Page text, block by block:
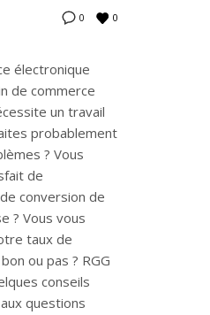
0 0
électronique
de commerce
un travail
probablement
? Vous
de
conversion de
? Vous vous
taux de
ou pas ? RGG
conseils
questions